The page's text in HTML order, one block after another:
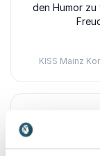
den Humor
KISS Mainz
5
"Herr